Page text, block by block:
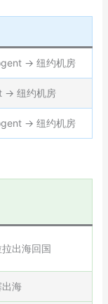
→ 纽约机房
→ 纽约机房
→ 纽约机房
出海回国
海